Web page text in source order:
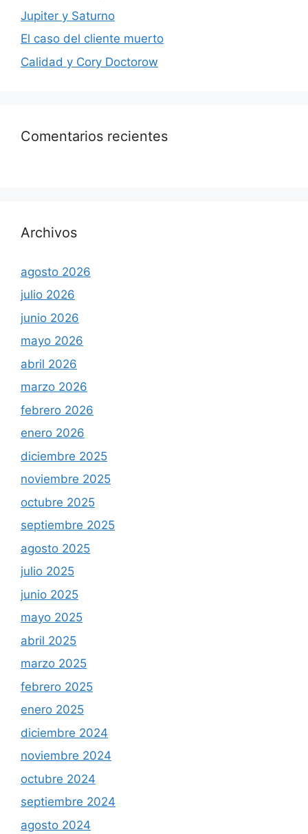
Jupiter y Saturno
El caso del cliente muerto
Calidad y Cory Doctorow
Comentarios recientes
Archivos
agosto 2026
julio 2026
junio 2026
mayo 2026
abril 2026
marzo 2026
febrero 2026
enero 2026
diciembre 2025
noviembre 2025
octubre 2025
septiembre 2025
agosto 2025
julio 2025
junio 2025
mayo 2025
abril 2025
marzo 2025
febrero 2025
enero 2025
diciembre 2024
noviembre 2024
octubre 2024
septiembre 2024
agosto 2024